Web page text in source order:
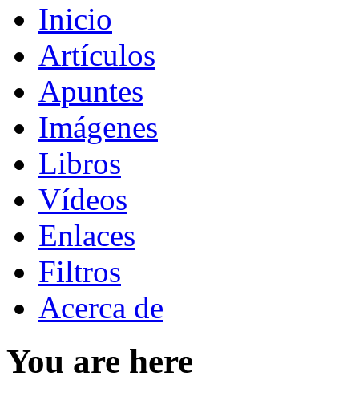
Inicio
Artículos
Apuntes
Imágenes
Libros
Vídeos
Enlaces
Filtros
Acerca de
You are here